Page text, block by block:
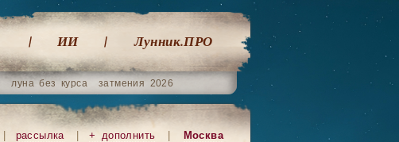
ИИ Лунник.ПРО
луна без курса затмения 2026
рассылка + дополнить Москва